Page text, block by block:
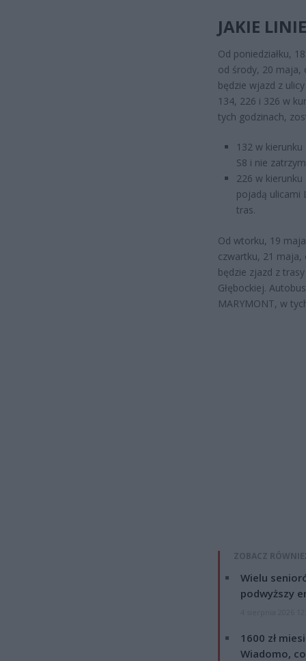
JAKIE
Od poniedziałku,
od środy, 20 maja,
będzie wjazd z
134, 226 i 326 w
tych godzinach,
132 w kierunku
S8 i nie
226 w kierunku
pojadą ulicami
tras.
Od wtorku, 19
czwartku, 21 maja,
będzie zjazd z
Głębockiej.
MARYMONT, w
ZOBACZ
Wielu
podwyższy
1600 zł
Wiadomo,